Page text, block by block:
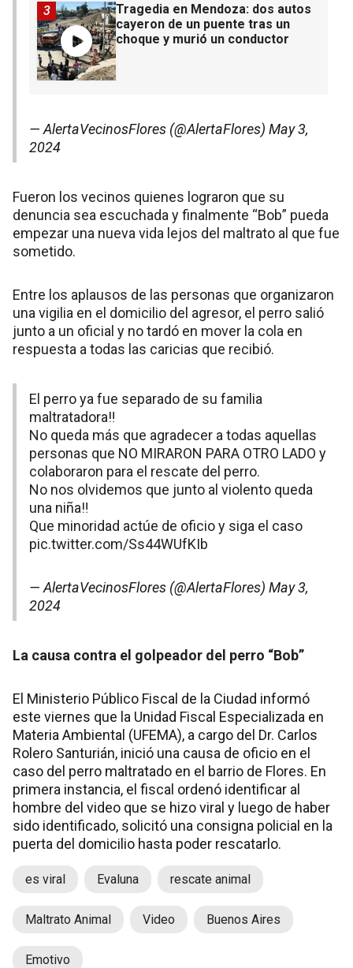
Tragedia en Mendoza: dos autos
cayeron de un puente tras un
choque y murió un conductor
3
— AlertaVecinosFlores (@AlertaFlores) May 3,
2024
Fueron los vecinos quienes lograron que su
denuncia sea escuchada y finalmente “Bob” pueda
empezar una nueva vida lejos del maltrato al que fue
sometido.
Entre los aplausos de las personas que organizaron
una vigilia en el domicilio del agresor, el perro salió
junto a un oficial y no tardó en mover la cola en
respuesta a todas las caricias que recibió.
El perro ya fue separado de su familia
maltratadora‼️
No queda más que agradecer a todas aquellas
personas que NO MIRARON PARA OTRO LADO y
colaboraron para el rescate del perro.
No nos olvidemos que junto al violento queda
una niña‼️
Que minoridad actúe de oficio y siga el caso
pic.twitter.com/Ss44WUfKIb
— AlertaVecinosFlores (@AlertaFlores) May 3,
2024
La causa contra el golpeador del perro “Bob”
El Ministerio Público Fiscal de la Ciudad informó
este viernes que la Unidad Fiscal Especializada en
Materia Ambiental (UFEMA), a cargo del Dr. Carlos
Rolero Santurián, inició una causa de oficio en el
caso del perro maltratado en el barrio de Flores. En
primera instancia, el fiscal ordenó identificar al
hombre del video que se hizo viral y luego de haber
sido identificado, solicitó una consigna policial en la
puerta del domicilio hasta poder rescatarlo.
es viral Evaluna rescate animal
Maltrato Animal Video Buenos Aires
Emotivo